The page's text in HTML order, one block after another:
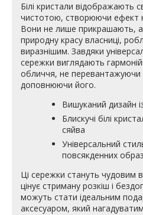
Білі кристали відображають
чистотою, створюючи ефект
Вони не лише прикрашають,
природну красу власниці,
виразнішим. Завдяки
сережки виглядають
обличчя, не
доповнюючи його.
Вишуканий дизайн
Блискучі білі
сяйва
Універсальний
повсякденних
Ці сережки стануть чудовим
цінує стриману розкіш і
можуть стати ідеальним
аксесуаром, який